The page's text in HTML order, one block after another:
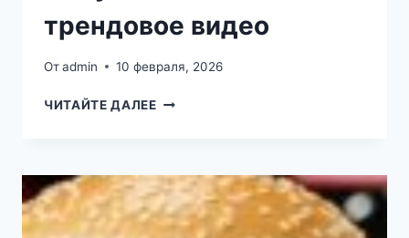
трендовое видео
Отadmin 10 февраля, 2026
ЧИТАЙТЕ ДАЛЕЕВ ГРЕНЛАНДИИ
У ЖУРНАЛИСТА
И СЛУЧАЙНО
СНЯЛА
ТРЕНДОВОЕ